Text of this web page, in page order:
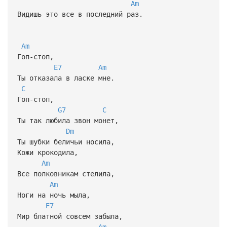
Am
Видишь это все в последний раз.
Am
Гоп-стоп,
E7
Am
Ты отказала в ласке мне.
C
Гоп-стоп,
G7
C
Ты так любила звон монет,
Dm
Ты шубки беличьи носила,
Кожи крокодила,
Am
Все полковникам стелила,
Am
Ноги на ночь мыла,
E7
Мир блатной совсем забыла,